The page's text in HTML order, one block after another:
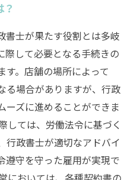
書士が果たす役割とは多岐
際して必要となる手続きの
す。店舗の場所によって
る場合がありますが、行政
ーズに進めることができま
しては、労働法令に基づく
行政書士が適切なアドバイ
遵守を守った雇用が実現で